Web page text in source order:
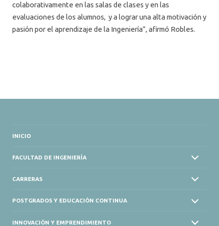
colaborativamente en las salas de clases y en las
evaluaciones de los alumnos, y a lograr una alta motivación y
pasión por el aprendizaje de la Ingeniería”, afirmó Robles.
INICIO
FACULTAD DE INGENIERÍA
CARRERAS
POSTGRADOS Y EDUCACIÓN CONTINUA
INNOVACIÓN Y EMPRENDIMIENTO